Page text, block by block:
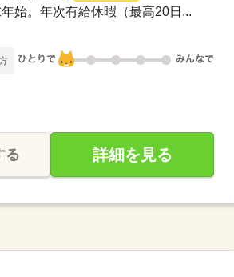
始。年次有給休暇（最高20日...
る 詳細を見る